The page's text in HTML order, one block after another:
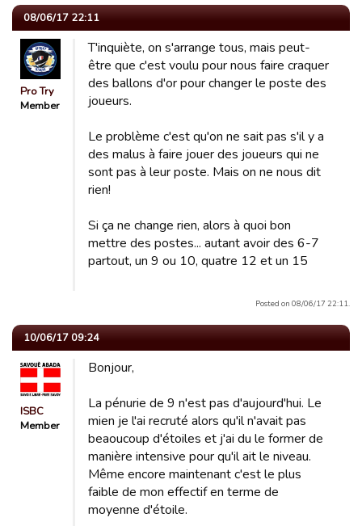
08/06/17 22:11
Pro Try
Member
T'inquiète, on s'arrange tous, mais peut-
être que c'est voulu pour nous faire craquer
des ballons d'or pour changer le poste des
joueurs.
Le problème c'est qu'on ne sait pas s'il y a
des malus à faire jouer des joueurs qui ne
sont pas à leur poste. Mais on ne nous dit
rien!
Si ça ne change rien, alors à quoi bon
mettre des postes... autant avoir des 6-7
partout, un 9 ou 10, quatre 12 et un 15
Posted on 08/06/17 22:11.
10/06/17 09:24
ISBC
Member
Bonjour,
La pénurie de 9 n'est pas d'aujourd'hui. Le
mien je l'ai recruté alors qu'il n'avait pas
beaoucoup d'étoiles et j'ai du le former de
manière intensive pour qu'il ait le niveau.
Même encore maintenant c'est le plus
faible de mon effectif en terme de
moyenne d'étoile.